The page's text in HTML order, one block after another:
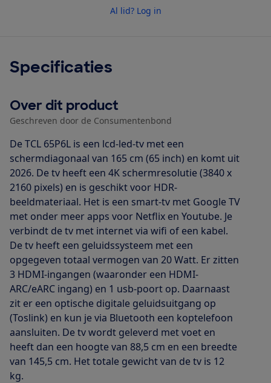
Al lid? Log in
Specificaties
Over dit product
Geschreven door de Consumentenbond
De TCL 65P6L is een lcd-led-tv met een
schermdiagonaal van 165 cm (65 inch) en komt uit
2026. De tv heeft een 4K schermresolutie (3840 x
2160 pixels) en is geschikt voor HDR-
beeldmateriaal. Het is een smart-tv met Google TV
met onder meer apps voor Netflix en Youtube. Je
verbindt de tv met internet via wifi of een kabel.
De tv heeft een geluidssysteem met een
opgegeven totaal vermogen van 20 Watt. Er zitten
3 HDMI-ingangen (waaronder een HDMI-
ARC/eARC ingang) en 1 usb-poort op. Daarnaast
zit er een optische digitale geluidsuitgang op
(Toslink) en kun je via Bluetooth een koptelefoon
aansluiten. De tv wordt geleverd met voet en
heeft dan een hoogte van 88,5 cm en een breedte
van 145,5 cm. Het totale gewicht van de tv is 12
kg.